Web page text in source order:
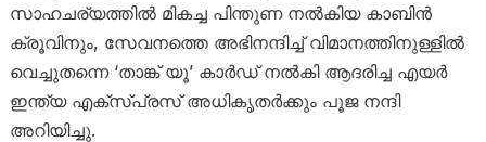
സാഹചര്യത്തിൽ മികച്ച പിന്തുണ നൽകിയ കാബിൻ
ക്രൂവിനും, സേവനത്തെ അഭിനന്ദിച്ച് വിമാനത്തിനുള്ളിൽ
വെച്ചുതന്നെ ‘താങ്ക് യൂ’ കാർഡ് നൽകി ആദരിച്ച എയർ
ഇന്ത്യ എക്സ്പ്രസ് അധികൃതർക്കും പൂജ നന്ദി
അറിയിച്ചു.